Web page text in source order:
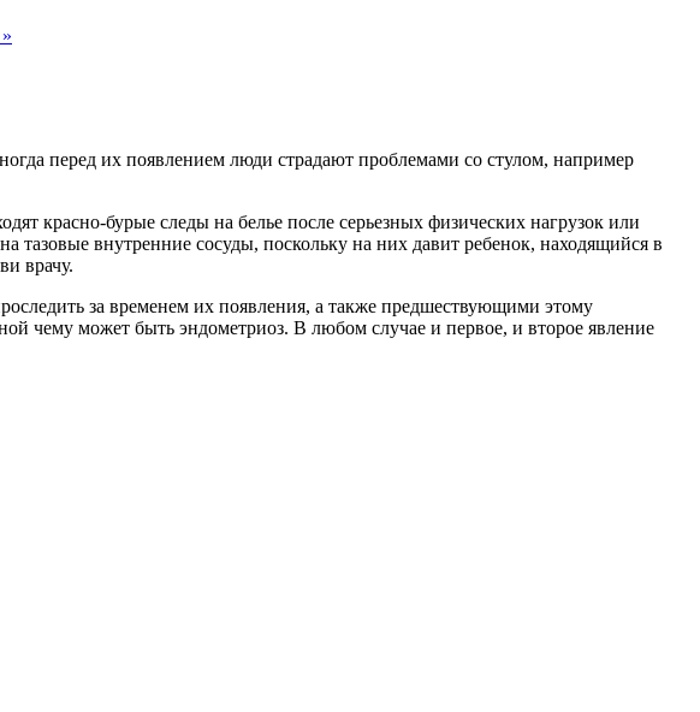
перед их появлением люди страдают проблемами со стулом, например
красно-бурые следы на белье после серьезных физических нагрузок или
тазовые внутренние сосуды, поскольку на них давит ребенок, находящийся в
врачу.
за временем их появления, а также предшествующими этому
чему может быть эндометриоз. В любом случае и первое, и второе явление